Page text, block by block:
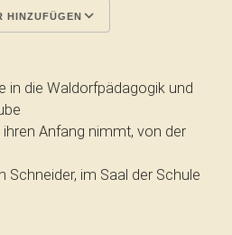
HINZUFÜGEN
in die Waldorfpädagogik und
Anfang nimmt, von der
Schneider, im Saal der Schule